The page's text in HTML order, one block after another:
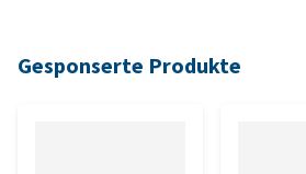
Gesponserte Produkte